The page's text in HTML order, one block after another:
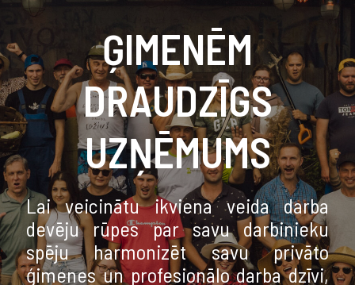
ĢIMENĒM
DRAUDZĪGS
UZŅĒMUMS
Lai veicinātu ikviena veida darba
devēju rūpes par savu darbinieku
spēju harmonizēt savu privāto
ģimenes un profesionālo darba dzīvi,